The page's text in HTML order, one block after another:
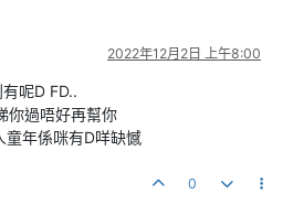
2022年12月2日 上午8:00
呢D FD..
你過唔好再幫你
童年係咪有D咩缺憾
0